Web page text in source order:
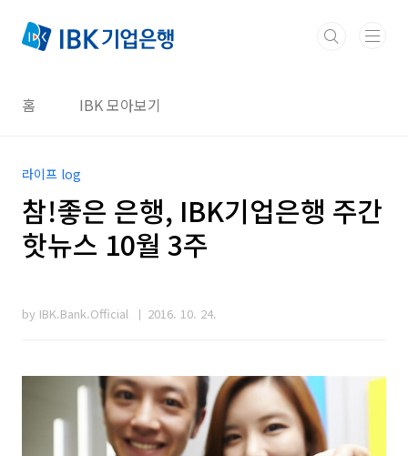
홈 IBK 모아보기
라이프 log
참!좋은 은행, IBK기업은행 주간
핫뉴스 10월 3주
by IBK.Bank.Official 2016. 10. 24.